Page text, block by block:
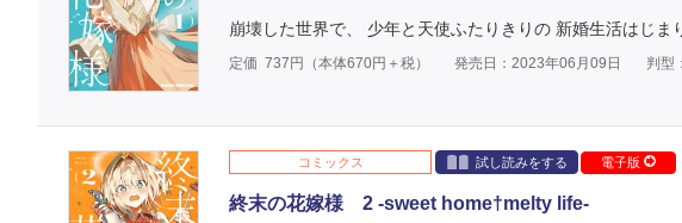
崩壊した世界で、 少年と天使ふたりきりの 新婚生活はじま
定価 737 円（本体670円＋税） 発売日：2023年06月09日 判型
コミックス 試し読みをする 電子版
終末の花嫁様 2 -sweet home†melty life-